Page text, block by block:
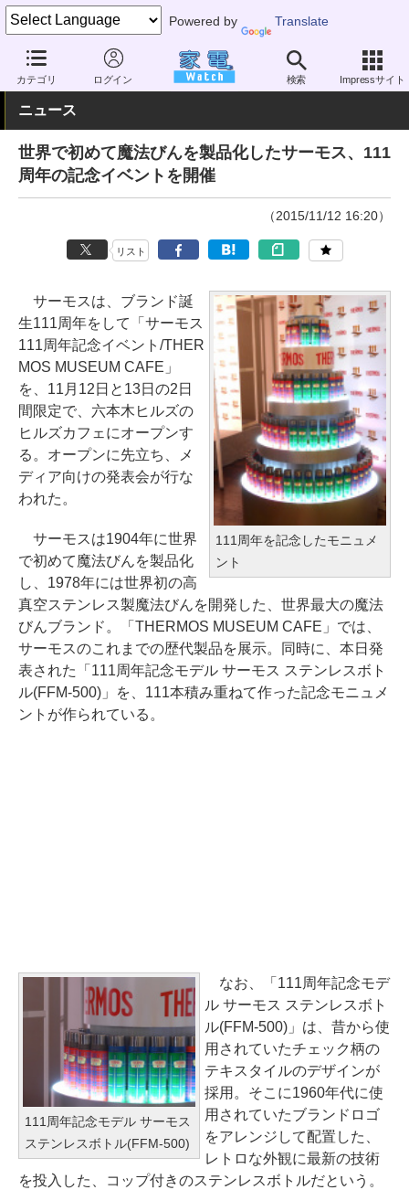
Powered by Translate
カテゴリ ログイン 検索 Impressサイト
家電 Watch 業界動向 業界動向 企業動向
ニュース
世界で初めて魔法びんを製品化したサーモス、111
周年の記念イベントを開催
（2015/11/12 16:20）
リスト
111周年を記念したモニュメ
ント
サーモスは、ブランド誕
生111周年をして「サーモス
111周年記念イベント/THER
MOS MUSEUM CAFE」
を、11月12日と13日の2日
間限定で、六本木ヒルズの
ヒルズカフェにオープンす
る。オープンに先立ち、メ
ディア向けの発表会が行な
われた。
サーモスは1904年に世界
で初めて魔法びんを製品化
し、1978年には世界初の高
真空ステンレス製魔法びんを開発した、世界最大の魔法
びんブランド。「THERMOS MUSEUM CAFE」では、
サーモスのこれまでの歴代製品を展示。同時に、本日発
表された「111周年記念モデル サーモス ステンレスボト
ル(FFM-500)」を、111本積み重ねて作った記念モニュメ
ントが作られている。
111周年記念モデル サーモス
ステンレスボトル(FFM-500)
なお、「111周年記念モデ
ル サーモス ステンレスボト
ル(FFM-500)」は、昔から使
用されていたチェック柄の
テキスタイルのデザインが
採用。そこに1960年代に使
用されていたブランドロゴ
をアレンジして配置した、
レトロな外観に最新の技術
を投入した、コップ付きのステンレスボトルだという。